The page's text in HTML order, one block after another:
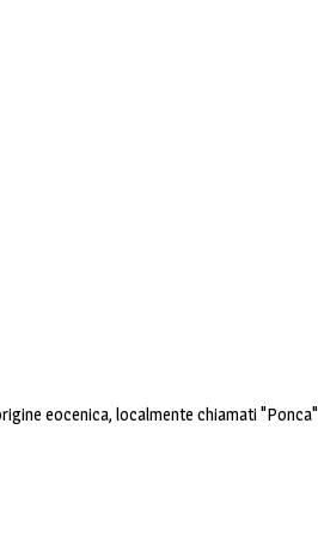
eocenica, localmente chiamati "Ponca"